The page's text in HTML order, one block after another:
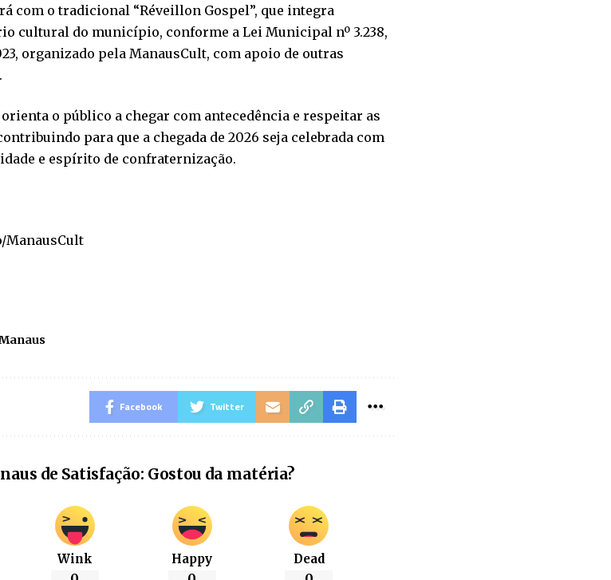
com o tradicional “Réveillon Gospel”, que integra
cultural do município, conforme a Lei Municipal nº 3.238,
organizado pela ManausCult, com apoio de outras
o público a chegar com antecedência e respeitar as
para que a chegada de 2026 seja celebrada com
e espírito de confraternização.
ManausCult
Facebook Twitter
de Satisfação: Gostou da matéria?
Wink Happy Dead